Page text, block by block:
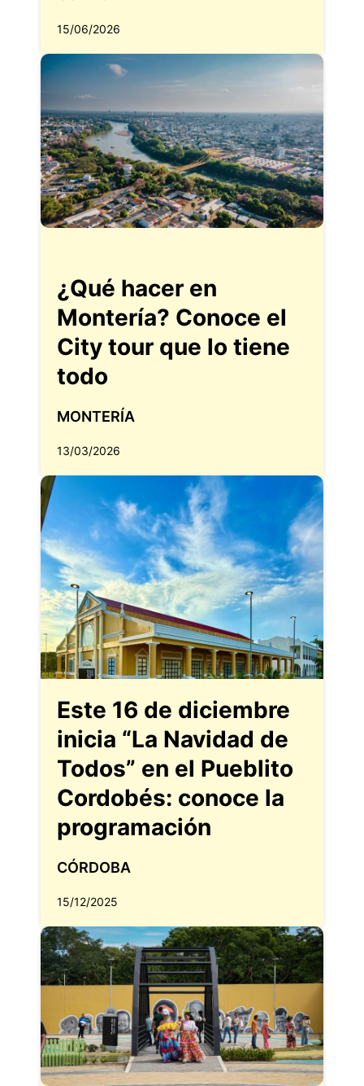
15/06/2026
¿Qué hacer en
Montería? Conoce el
City tour que lo tiene
todo
MONTERÍA
13/03/2026
Este 16 de diciembre
inicia “La Navidad de
Todos” en el Pueblito
Cordobés: conoce la
programación
CÓRDOBA
15/12/2025